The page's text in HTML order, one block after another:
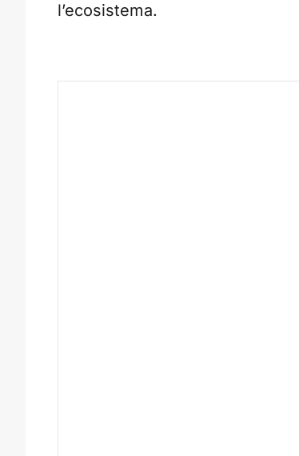
l’ecosistema.